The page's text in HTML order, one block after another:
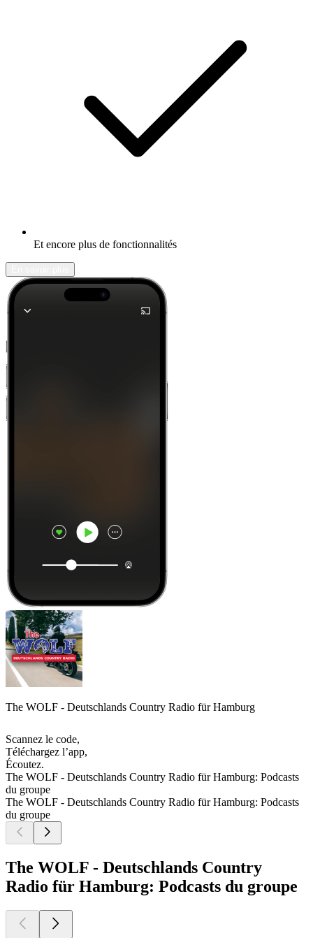
Et encore plus de fonctionnalités
The WOLF - Deutschlands Country Radio für Hamburg
Scannez le code,
Téléchargez l’app,
Écoutez.
The WOLF - Deutschlands Country Radio für Hamburg: Podcasts
du groupe
The WOLF - Deutschlands Country Radio für Hamburg: Podcasts
du groupe
The WOLF - Deutschlands Country
Radio für Hamburg: Podcasts du groupe